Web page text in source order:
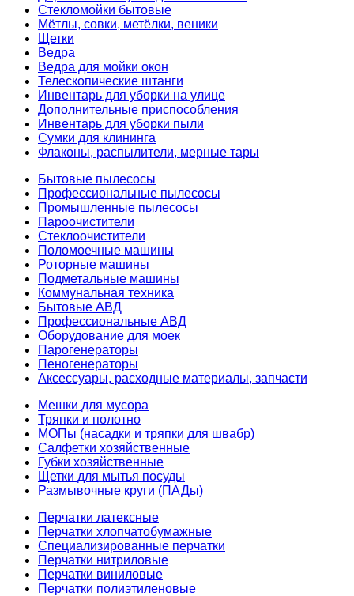
Стекломойки бытовые
Мётлы, совки, метёлки, веники
Щетки
Ведра
Ведра для мойки окон
Телескопические штанги
Инвентарь для уборки на улице
Дополнительные приспособления
Инвентарь для уборки пыли
Сумки для клининга
Флаконы, распылители, мерные тары
Бытовые пылесосы
Профессиональные пылесосы
Промышленные пылесосы
Пароочистители
Стеклоочистители
Поломоечные машины
Роторные машины
Подметальные машины
Коммунальная техника
Бытовые АВД
Профессиональные АВД
Оборудование для моек
Парогенераторы
Пеногенераторы
Аксессуары, расходные материалы, запчасти
Мешки для мусора
Тряпки и полотно
МОПы (насадки и тряпки для швабр)
Салфетки хозяйственные
Губки хозяйственные
Щетки для мытья посуды
Размывочные круги (ПАДы)
Перчатки латексные
Перчатки хлопчатобумажные
Специализированные перчатки
Перчатки нитриловые
Перчатки виниловые
Перчатки полиэтиленовые